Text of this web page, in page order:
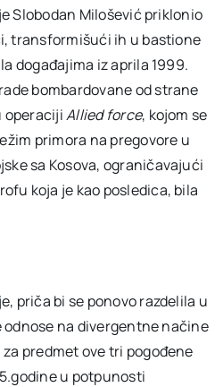
Slobodan Milošević priklonio
transformišući ih u bastione
događajima iz aprila 1999.
bombardovane od strane
operacijiAllied force, kojom se
primora na pregovore u
sa Kosova, ograničavajući
koja je kao posledica, bila
priča bi se ponovo razdelila u
na divergentne načine
predmet ove tri pogođene
u potpunosti